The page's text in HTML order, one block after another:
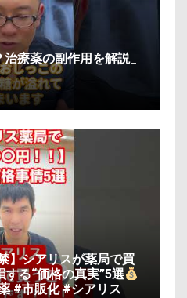
療薬の副作用を解説_
】シアリスが薬局で買
する“価格の真実”5選
#市販化 #シアリス